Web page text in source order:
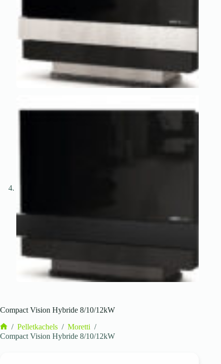
Compact Vision Hybride 8/10/12kW
Home
/ Pelletkachels / Moretti /
Compact Vision Hybride 8/10/12kW